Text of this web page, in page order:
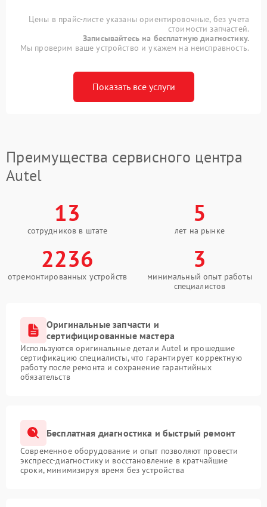
Цены в прайс-листе указаны ориентировочные, без учета
стоимости запчастей.
Записывайтесь на бесплатную диагностику.
Мы проверим ваше устройство и укажем на неисправность.
Показать все услуги
Преимущества сервисного центра
Autel
13
сотрудников в штате
5
лет на рынке
2236
отремонтированных устройств
3
минимальный опыт работы
специалистов
Оригинальные запчасти и
сертифицированные мастера
Используются оригинальные детали Autel и прошедшие
сертификацию специалисты, что гарантирует корректную
работу после ремонта и сохранение гарантийных
обязательств
Бесплатная диагностика и быстрый ремонт
Современное оборудование и опыт позволяют провести
экспресс-диагностику и восстановление в кратчайшие
сроки, минимизируя время без устройства